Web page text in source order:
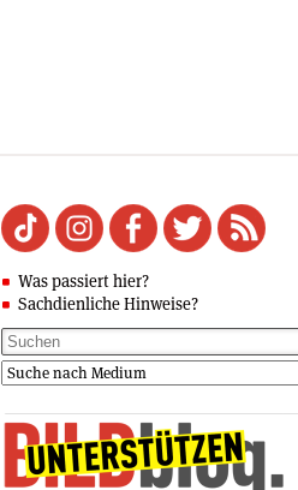
Was passiert hier?
Sachdienliche Hinweise?